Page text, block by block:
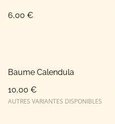
6,00 €
Baume Calendula
10,00 €
AUTRES VARIANTES DISPONIBLES